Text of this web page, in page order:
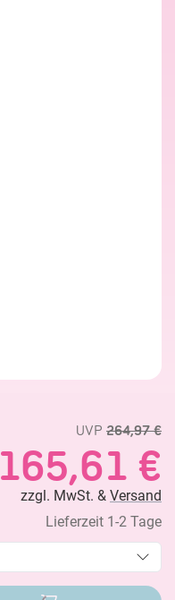
UVP 264,97 €
165,61 €
zzgl. MwSt. & Versand
Lieferzeit 1-2 Tage